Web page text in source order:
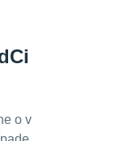
o v